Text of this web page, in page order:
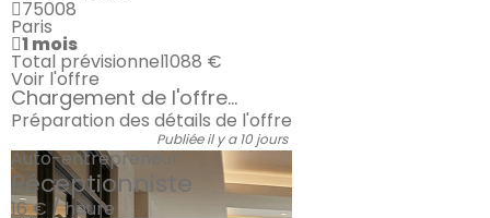
75008
Paris
1 mois
Total prévisionnel1088 €
Voir l'offre
Chargement de l'offre...
Préparation des détails de l'offre
Publiée il y a 10 jours
Auto-entrepreneur
Réceptionniste
16 € / heure